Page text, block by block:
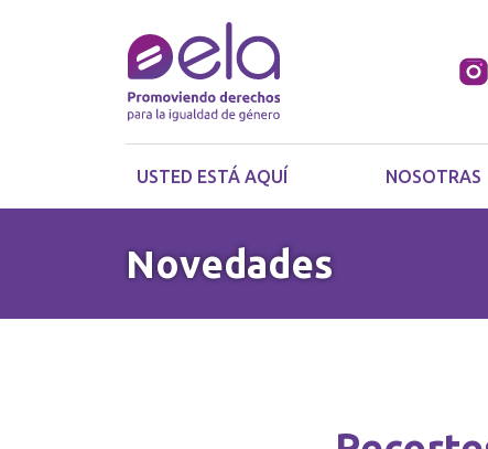
USTED ESTÁ AQUÍ NOSOTRAS
Novedades